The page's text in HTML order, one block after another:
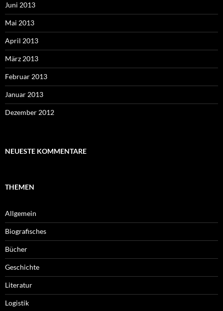
Juni 2013
Mai 2013
April 2013
März 2013
Februar 2013
Januar 2013
Dezember 2012
NEUESTE KOMMENTARE
THEMEN
Allgemein
Biografisches
Bücher
Geschichte
Literatur
Logistik